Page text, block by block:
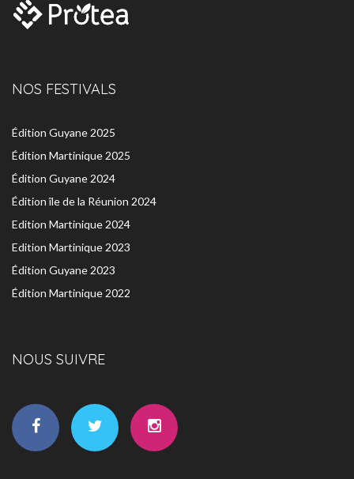
NOS FESTIVALS
Édition Guyane 2025
Édition Martinique 2025
Édition Guyane 2024
Édition île de la Réunion 2024
Edition Martinique 2024
Edition Martinique 2023
Édition Guyane 2023
Édition Martinique 2022
NOUS SUIVRE